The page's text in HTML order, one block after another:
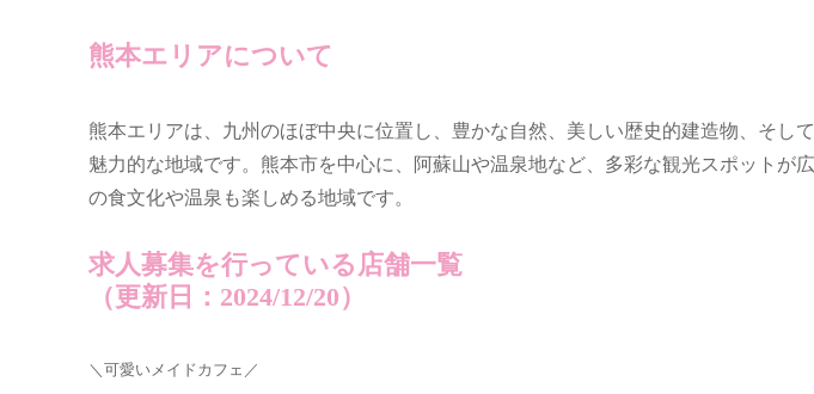
熊本エリアについて
熊本エリアは、九州のほぼ中央に位置し、豊かな自然、美しい歴史的建造物、そし
魅力的な地域です。熊本市を中心に、阿蘇山や温泉地など、多彩な観光スポットが
の食文化や温泉も楽しめる地域です。
求人募集を行っている店舗一覧
（更新日：2024/12/20）
＼ 可愛いメイドカフェ ／